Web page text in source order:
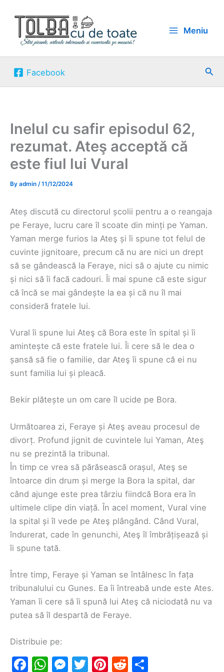
content
Meniu
Facebook
Inelul cu safir episodul 62,
rezumat. Ateş acceptă că
este fiul lui Vural
By admin /11/12/2024
Ateș discută cu directorul școlii pentru a o reangaja
pe Feraye, lucru care îl scoate din minți pe Yaman.
Yaman merge furios la Ateş și îi spune tot felul de
cuvinte jignitoare, precum că nu are nici un drept
să se gândească la Feraye, nici să o ajute cu nimic
și nici să îi facă cadouri. Îi mai spune că este sigur
că încă se mai gândește la ea și că nu îl mai
consideră fratele lui.
Vural îi spune lui Ateş că Bora este în spital și îi
amintește că este fratele lui. Îi cere să le dea o
șansă să fie o familie, dar Ateş îi spune că ei nu
sunt familia lui și pleacă.
Bekir plătește un om care îl ucide pe Bora.
Următoarea zi, Feraye și Ateş aveau procesul de
divorț. Profund jignit de cuvintele lui Yaman, Ateş
nu se prezintă la tribunal.
În timp ce vrea să părăsească orașul, Ateş se
întoarce din drum și merge la Bora la spital, dar
când ajunge este prea târziu fiindcă Bora era în
ultimele clipe din viață. În acel moment, Vural vine
la spital și îl vede pe Ateş plângând. Când Vural,
îndurerat, cade în genunchi, Ateş îl îmbrățișează și
îi spune tată.
Între timp, Feraye și Yaman se întâlnesc în fața
tribunalului cu Gunes. Ea îi întreabă unde este Ates.
Yaman îi cere să îi spună lui Ateş că niciodată nu va
putea să îl despartă de Feraye.
Distribuie pe:
F
W M T
Pi R